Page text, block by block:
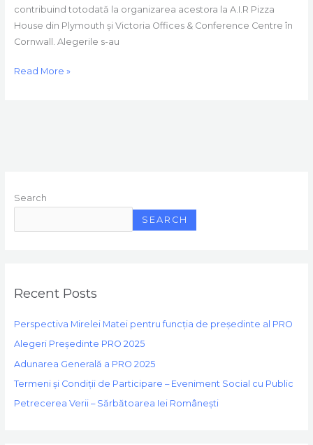
contribuind totodată la organizarea acestora la A.I.R Pizza
House din Plymouth și Victoria Offices & Conference Centre în
Cornwall. Alegerile s-au
Read More »
Search
SEARCH
Recent Posts
Perspectiva Mirelei Matei pentru funcția de președinte al PRO
Alegeri Președinte PRO 2025
Adunarea Generală a PRO 2025
Termeni și Condiții de Participare – Eveniment Social cu Public
Petrecerea Verii – Sărbătoarea Iei Românești